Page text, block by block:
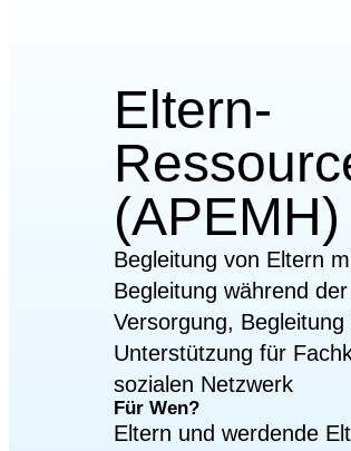
Eltern-
(APEMH)
Begleitung von Eltern
Begleitung während
Versorgung,
Unterstützung für
sozialen Netzwerk
Für Wen?
Eltern und werdende